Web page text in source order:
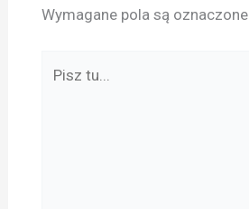
Wymagane pola są oznaczone